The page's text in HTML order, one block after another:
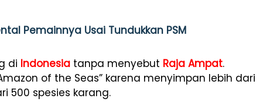
Pemainnya Usai Tundukkan PSM
di Indonesia tanpa menyebut Raja Ampat.
of the Seas” karena menyimpan lebih dari
500 spesies karang.